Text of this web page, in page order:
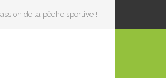
de la pêche sportive !